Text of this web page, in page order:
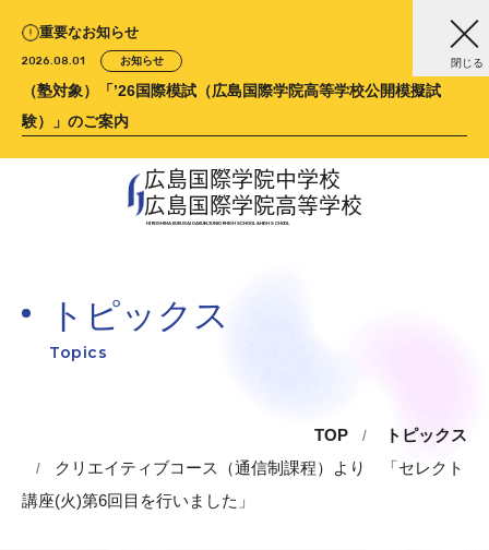
重要なお知らせ
2026.08.01 お知らせ
（塾対象）「’26国際模試（広島国際学院高等学校公開模擬試
験）」のご案内
閉じる
広島国際学院中学校
広島国際学院高等学校
HIROSHIMA KOKUSAI GAKUINJUNIOR HIGH SCHOOL &HIGH SCHOOL
トピックス
Topics
TOP
トピックス
クリエイティブコース（通信制課程）より 「セレクト
講座(火)第6回目を行いました」